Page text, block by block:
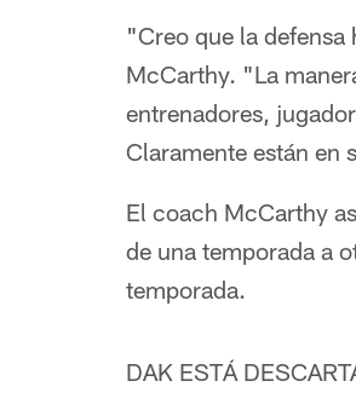
"Creo que la
McCarthy. "La
entrenadores,
Claramente están en
El coach McCarthy
de una temporada a
temporada.
DAK ESTÁ